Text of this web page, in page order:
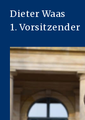
Dieter Waas
1. Vorsitzender